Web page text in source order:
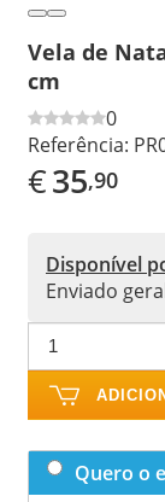
Vela de
cm
0
Referência:
€35,90
Disponível
Enviado
Quero o